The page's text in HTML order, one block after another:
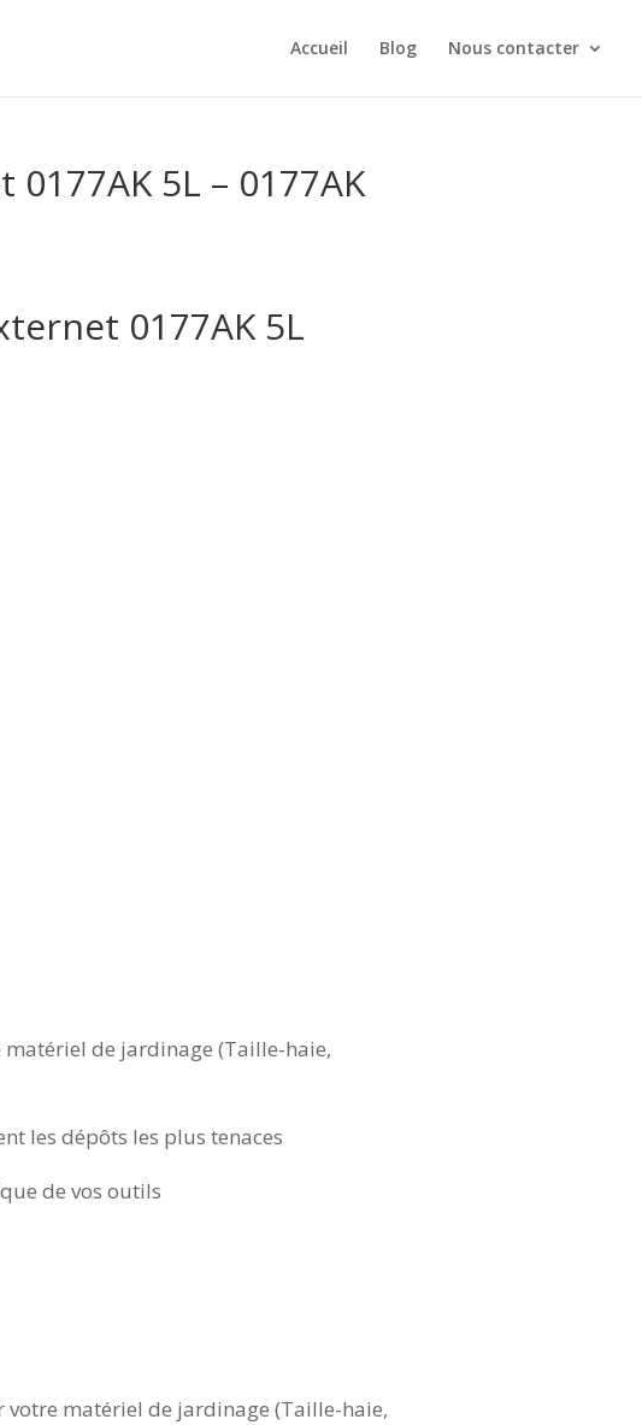
Accueil Blog Nous contacter
5L – 0177AK
0177AK 5L
matériel de jardinage (Taille-haie,
les dépôts les plus tenaces
de vos outils
votre matériel de jardinage (Taille-haie,